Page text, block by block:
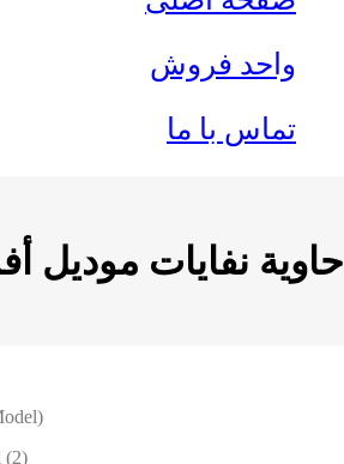
واحد فروش
تماس با ما
حاوية نفايات موديل